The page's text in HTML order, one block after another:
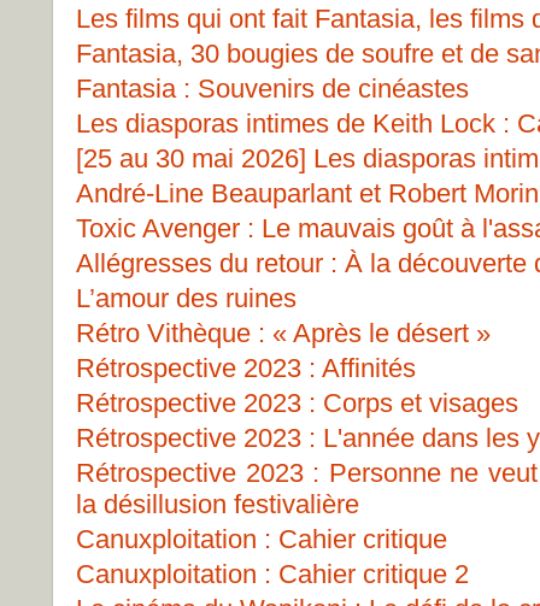
Les films qui ont fait Fantasia, les films
Fantasia, 30 bougies de soufre et de
Fantasia : Souvenirs de cinéastes
Les diasporas intimes de Keith Lock :
[25 au 30 mai 2026] Les diasporas
André-Line Beauparlant et Robert
Toxic Avenger : Le mauvais goût à
Allégresses du retour : À la
L’amour des ruines
Rétro Vithèque : « Après le désert »
Rétrospective 2023 : Affinités
Rétrospective 2023 : Corps et visages
Rétrospective 2023 : L'année dans les
Rétrospective 2023 : Personne ne
la désillusion festivalière
Canuxploitation : Cahier critique
Canuxploitation : Cahier critique 2